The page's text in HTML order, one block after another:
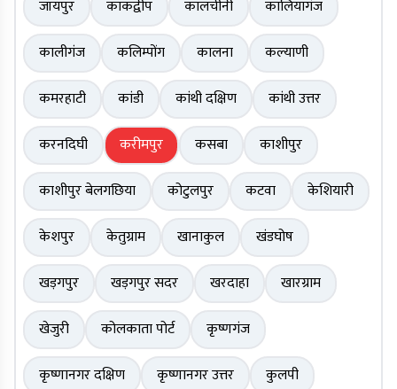
जॉयपुर
काकद्वीप कालचीनी
कालियागंज
कालीगंज
कलिम्पोंग कालना
कल्याणी
कमरहाटी
कांडी कांथी दक्षिण
कांथी उत्तर
करनदिघी
करीमपुर कसबा
काशीपुर
काशीपुर बेलगछिया
कोटुलपुर कटवा
केशियारी
केशपुर
केतुग्राम खानाकुल
खंडघोष
खड़गपुर
खड़गपुर सदर खरदाहा
खारग्राम
खेजुरी
कोलकाता पोर्ट
कृष्णगंज
कृष्णानगर दक्षिण
कृष्णानगर उत्तर
कुलपी